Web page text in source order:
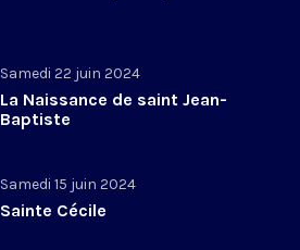
Samedi 22 juin 2024
La Naissance de saint Jean-
Baptiste
Samedi 15 juin 2024
Sainte Cécile